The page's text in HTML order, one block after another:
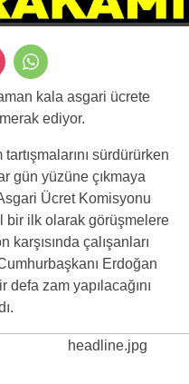
kala asgari ücrete
ediyor.
sürdürürken
gün yüzüne çıkmaya
Ücret Komisyonu
bir ilk olarak görüşmelere
çalışanları
Erdoğan
defa zam yapılacağını